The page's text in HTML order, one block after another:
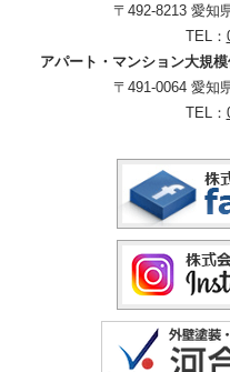
〒492-8213 愛知
TEL：
アパート・マンション大規
〒491-0064 愛知
TEL：